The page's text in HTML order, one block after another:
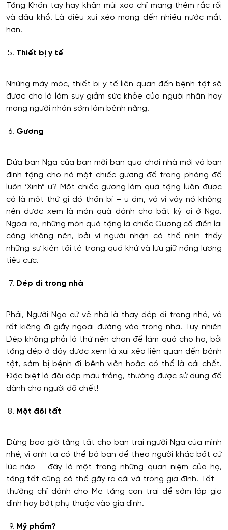
Tặng Khăn tay hay khăn mùi xoa chỉ mang thêm rắc rối
và đâu khổ. Là điều xui xẻo mang đến nhiều nước mắt
hơn.
Thiết bị y tế
Những máy móc, thiết bị y tế liên quan đến bệnh tật sẽ
được cho là làm suy giảm sức khỏe của người nhận hay
mong người nhận sớm lâm bệnh nặng.
Gương
Đứa bạn Nga của bạn mời bạn qua chơi nhà mới và bạn
định tặng cho nó một chiếc gương để trong phòng để
luôn ‘Xinh” ư? Một chiếc gương làm quà tặng luôn được
có là một thứ gì đó thần bí – u ám, và vị vậy nó không
nên được xem là món quà dành cho bất kỳ ai ở Nga.
Ngoài ra, những món quà tặng là chiếc Gương cổ điển lại
càng không nên, bởi vì người nhận có thể nhìn thấy
những sự kiện tồi tệ trong quá khứ và lưu giữ năng lượng
tiêu cực.
Dép đi trong nhà
Phải, Người Nga cứ về nhà là thay dép đi trong nhà, và
rất kiêng đi giầy ngoài đường vào trong nhà. Tuy nhiên
Dép không phải là thứ nên chọn để làm quà cho họ, bởi
tặng dép ở đây được xem là xui xẻo liên quan đến bệnh
tật, sớm bị bệnh đi bệnh viên hoặc có thể là cái chết.
Đặc biệt là đôi dép màu trắng, thường được sử dụng để
dành cho người đã chết!
Một đôi tất
Đừng bao giờ tặng tất cho bạn trai người Nga của mình
nhé, vì anh ta có thể bỏ bạn để theo người khác bất cứ
lúc nào – đây là một trong những quan niệm của họ,
tặng tất cũng có thể gây ra cãi vã trong gia đình. Tất –
thường chỉ dành cho Mẹ tặng con trai để sớm lập gia
đình hay bớt phụ thuộc vào gia đình.
Mỹ phẩm?